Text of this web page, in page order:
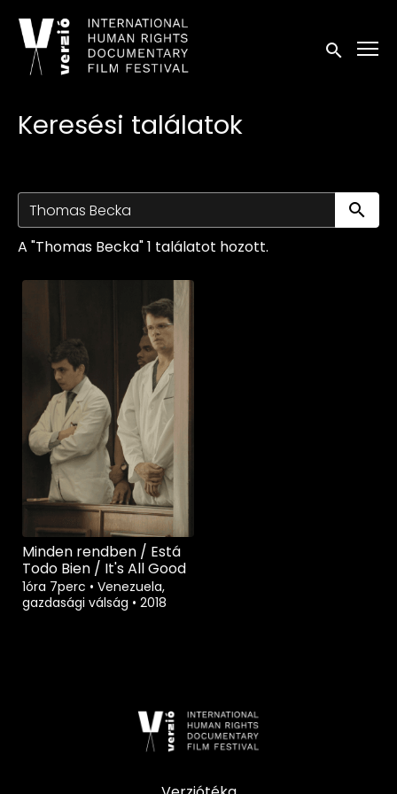
Kisegítő lehetőségek linkek
Keresés
Keresési találatok
A "Thomas Becka" 1 találatot hozott.
Minden rendben / Está
Todo Bien / It's All Good
1óra 7perc • Venezuela,
gazdasági válság • 2018